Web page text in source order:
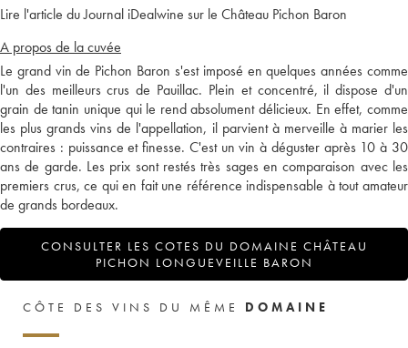
Lire l'article du Journal iDealwine sur le Château Pichon Baron
A propos de la cuvée
Le grand vin de Pichon Baron s'est imposé en quelques années comme
l'un des meilleurs crus de Pauillac. Plein et concentré, il dispose d'un
grain de tanin unique qui le rend absolument délicieux. En effet, comme
les plus grands vins de l'appellation, il parvient à merveille à marier les
contraires : puissance et finesse. C'est un vin à déguster après 10 à 30
ans de garde. Les prix sont restés très sages en comparaison avec les
premiers crus, ce qui en fait une référence indispensable à tout amateur
de grands bordeaux.
CONSULTER LES COTES DU DOMAINE CHÂTEAU
PICHON LONGUEVEILLE BARON
CÔTE DES VINS DU MÊME DOMAINE